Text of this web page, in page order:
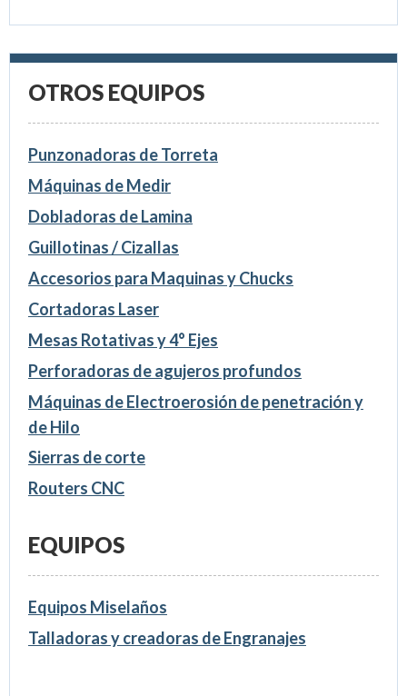
OTROS EQUIPOS
Punzonadoras de Torreta
Máquinas de Medir
Dobladoras de Lamina
Guillotinas / Cizallas
Accesorios para Maquinas y Chucks
Cortadoras Laser
Mesas Rotativas y 4° Ejes
Perforadoras de agujeros profundos
Máquinas de Electroerosión de penetración y
de Hilo
Sierras de corte
Routers CNC
EQUIPOS
Equipos Miselaños
Talladoras y creadoras de Engranajes